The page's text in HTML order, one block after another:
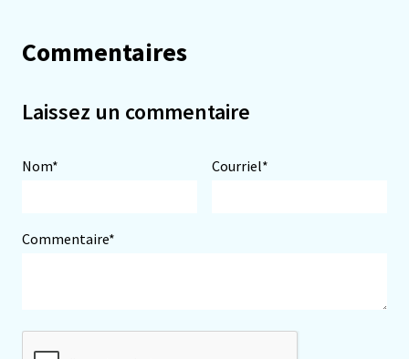
Commentaires
Laissez un commentaire
Nom* Courriel*
Commentaire*